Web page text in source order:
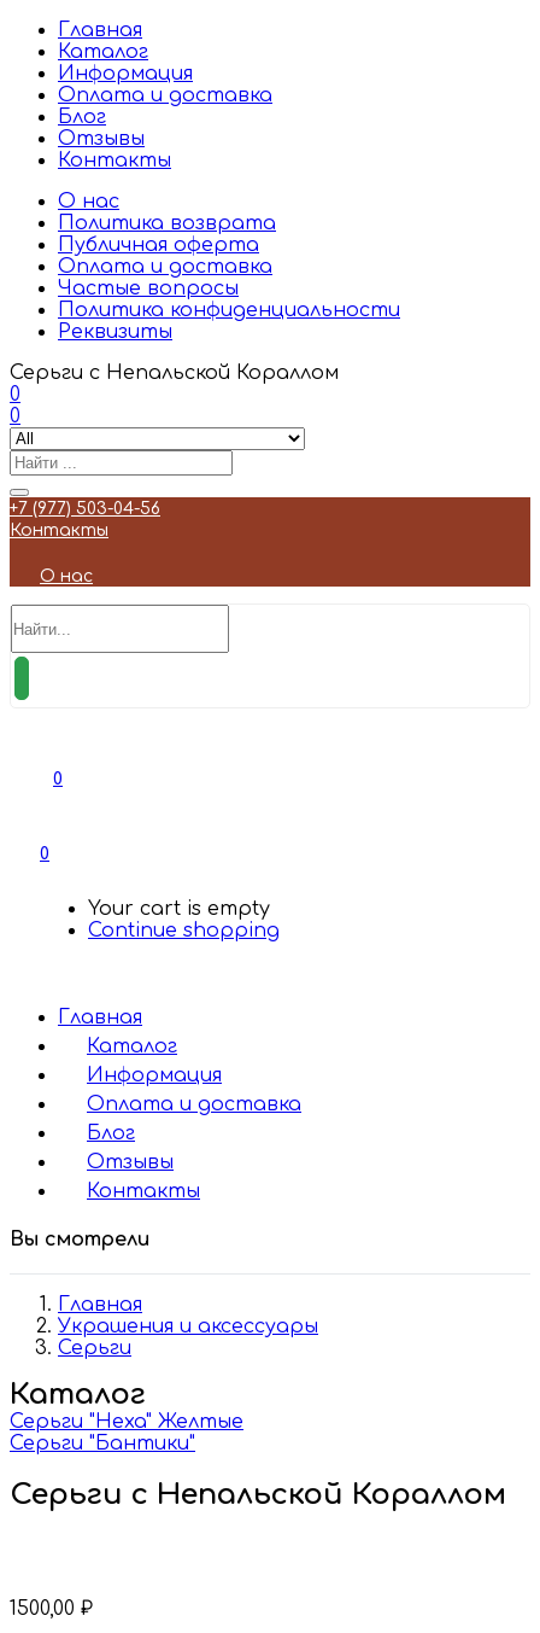
Главная
Каталог
Информация
Оплата и доставка
Блог
Отзывы
Контакты
О нас
Политика возврата
Публичная оферта
Оплата и доставка
Частые вопросы
Политика конфиденциальности
Реквизиты
Серьги с Непальской Кораллом
0
0
+7 (977) 503-04-56
Контакты
О нас
0
0
Your cart is empty
Continue shopping
Главная
Каталог
Информация
Оплата и доставка
Блог
Отзывы
Контакты
Вы смотрели
Главная
Украшения и аксессуары
Серьги
Каталог
Серьги "Hexa" Желтые
Серьги "Бантики"
Серьги с Непальской Кораллом
1500,00 ₽